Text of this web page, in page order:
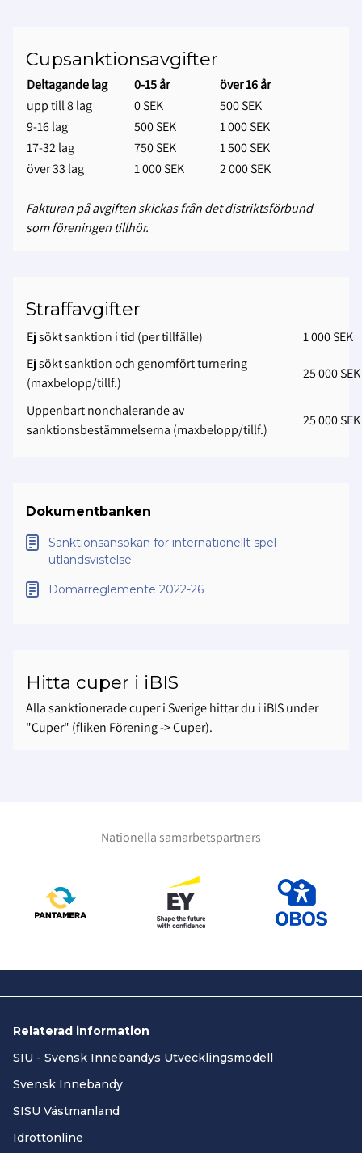
Cupsanktionsavgifter
Deltagande lag 0-15 år
över 16 år
upp till 8 lag
0 SEK
500 SEK
9-16 lag
500 SEK
1 000 SEK
17-32 lag
750 SEK
1 500 SEK
över 33 lag
1 000 SEK 2 000 SEK
Fakturan på avgiften skickas från det distriktsförbund
som föreningen tillhör.
Straffavgifter
Ej sökt sanktion i tid (per tillfälle)
1 000 SEK
Ej sökt sanktion och genomfört turnering
(maxbelopp/tillf.)
25 000 SEK
Uppenbart nonchalerande av
sanktionsbestämmelserna (maxbelopp/tillf.)
25 000 SEK
Dokumentbanken
Sanktionsansökan för internationellt spel
utlandsvistelse
Domarreglemente 2022-26
Hitta cuper i iBIS
Alla sanktionerade cuper i Sverige hittar du i iBIS under
"Cuper" (fliken Förening -> Cuper).
Nationella samarbetspartners
Relaterad information
SIU - Svensk Innebandys Utvecklingsmodell
Svensk Innebandy
SISU Västmanland
Idrottonline